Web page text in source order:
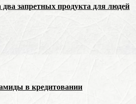
два запретных продукта для людей
в кредитовании